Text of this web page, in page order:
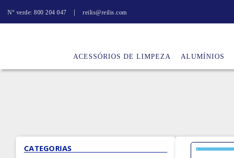
Nº verde: 800 204 047 reilis@reilis.com
ACESSÓRIOS DE LIMPEZA ALUMÍNIOS
CATEGORIAS